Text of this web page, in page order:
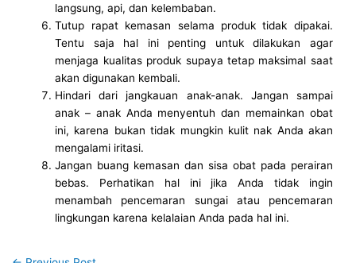
langsung, api, dan kelembaban.
Tutup rapat kemasan selama produk tidak dipakai.
Tentu saja hal ini penting untuk dilakukan agar
menjaga kualitas produk supaya tetap maksimal saat
akan digunakan kembali.
Hindari dari jangkauan anak-anak. Jangan sampai
anak – anak Anda menyentuh dan memainkan obat
ini, karena bukan tidak mungkin kulit nak Anda akan
mengalami iritasi.
Jangan buang kemasan dan sisa obat pada perairan
bebas. Perhatikan hal ini jika Anda tidak ingin
menambah pencemaran sungai atau pencemaran
lingkungan karena kelalaian Anda pada hal ini.